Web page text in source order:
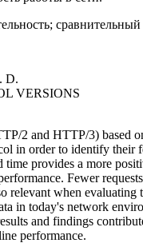
сравнительный
D.
VERSIONS
2 and HTTP/3) based
in order to identify their
provides a more
Fewer
relevant when
in today's network
and findings
performance.